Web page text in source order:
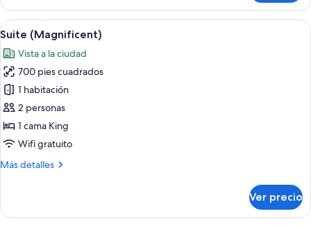
Pax)
junior,
vista
a
ciudad
(2
Pax)
Abrir
todas
las
fotos
de
Suite
(Magnificent)
Una sala de estar moderna con un
6
Suite (Magnificent)
Vista a la ciudad
700 pies cuadrados
1 habitación
2 personas
1 cama King
Wifi gratuito
Más detalles
Más
(Magnificent)
Ver precio